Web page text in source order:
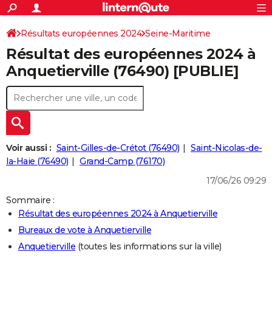
ACTUALITÉS
Politique
Société
Faits Divers
Education
Monde
Villes
+
SPORT
Coupe du monde 2026
Football
Tennis
Cyclisme
Rugby
Forum
Programme TV
TNT
Streaming
Cinéma
Sorties cinéma
Musique
+
FINANCE
Retraite
Impôts
Epargne
Immobilier
Risques naturels par ville
Banque
Assurance
Crédit
AUTO
Essais
Réserver un essai
Citadines
Berlines
SUV
Forum auto
+
HIGH-TECH
Mobiles
Meilleur smartphone
Internet
Ordinateurs
Jeux vidéo
Guide high-tech
+
BRICOLAGE
Guides de France
Escapades
Patrimoine
Expositions
Musées
Week-end nature
LIFESTYLE
Art de vivre
Bien-être
Loisirs
Mode
Modes de vie
Rechercher
S'inscrire
Connexion
Résultats européennes 2024 Seine-Maritime
Résultat des européennes 2024 à
Anquetierville (76490) [PUBLIE]
Voir aussi : Saint-Gilles-de-Crétot (76490)
Saint-Nicolas-de-
la-Haie (76490)
Grand-Camp (76170)
17/06/26 09:29
Sommaire :
Résultat des européennes 2024 à Anquetierville
Bureaux de vote à Anquetierville
Anquetierville (toutes les informations sur la ville)